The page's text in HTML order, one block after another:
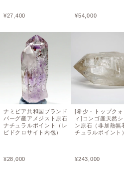
¥27,400
ナミビア共和国ブランド
バーグ産アメジスト原石
ナチュラルポイント（レ
ピドクロサイト内包）
¥28,000
¥54,000
[希少・トップクォ
ィ]コンゴ産天然シ
ン原石（非加熱無
チュラルポイント）
¥243,000